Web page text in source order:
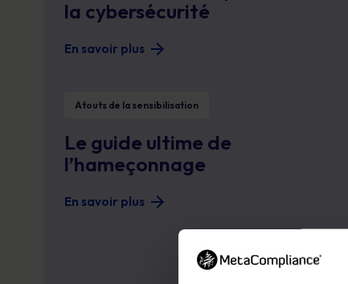
la cybersécurité
En savoir plus
Atouts de la sensibilisation
Le guide ultime de
l’hameçonnage
En savoir plus